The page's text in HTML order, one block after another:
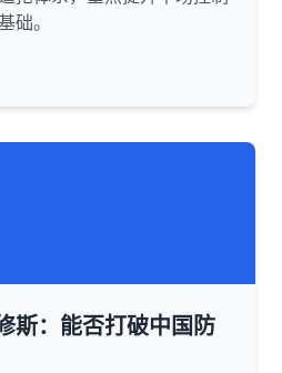
础。
斯：能否打破中国防